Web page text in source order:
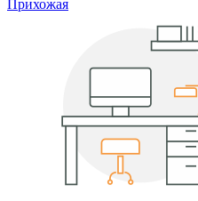
Прихожая